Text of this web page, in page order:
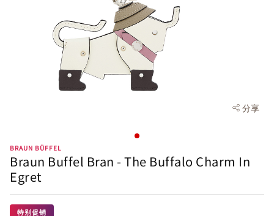
分享
BRAUN BÜFFEL
Braun Buffel Bran - The Buffalo Charm In
Egret
特别促销